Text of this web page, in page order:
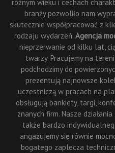
różnym wieku i cechach
branży pozwoliło nam
skutecznie współpracować z
rodzaju wydarzeń. Agencja
nieprzerwanie od kilku lat,
twarzy. Pracujemy na
podchodzimy do
prezentują najnowsze
uczestniczą w pracach na
obsługują bankiety, targi,
znanych firm. Nasze
także bardzo
angażujemy się równie
bogatego zaplecza